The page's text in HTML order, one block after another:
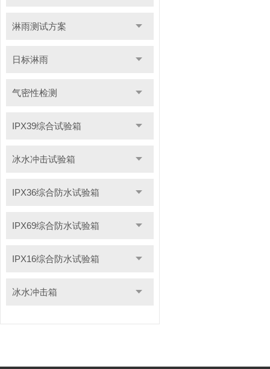
淋雨测试方案
日标淋雨
气密性检测
IPX39综合试验箱
冰水冲击试验箱
IPX36综合防水试验箱
IPX69综合防水试验箱
IPX16综合防水试验箱
冰水冲击箱